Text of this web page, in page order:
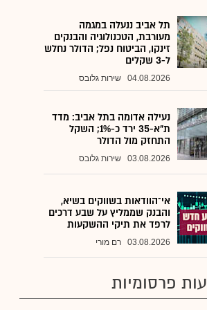
תל אביב ננעלה במגמה
מעורבת, הטכנולוגיה והבנקים
זינקו, הביטוח נפל; הדולר נחלש
ל-3 שקלים
04.08.2026 שירות גלובס
נעילה אדומה בתל אביב: מדד
ת"א-35 ירד כ-1%; השקל
התחזק מול הדולר
03.08.2026 שירות גלובס
אי־הוודאות בשווקים בשיא,
והבנק שממליץ על שבע דרכים
לרפד את תיקי ההשקעות
03.08.2026 רם מורי
פרסומיות